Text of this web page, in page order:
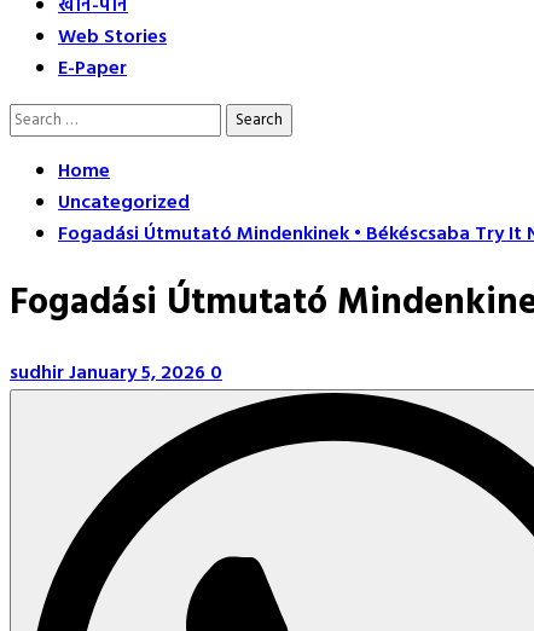
Web Stories
E-Paper
Search
Home
Uncategorized
Fogadási Útmutató Mindenkinek • Békéscsaba Try It
Fogadási Útmutató
sudhirJanuary 5, 20260